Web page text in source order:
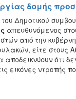
δομής
Δημοτικού
απευθυνόμενος
από την
είτε στους
ότι
εικόνες ντροπής